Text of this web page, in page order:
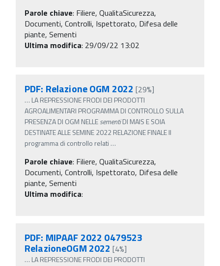
Parole chiave: Filiere, QualitaSicurezza,
Documenti, Controlli, Ispettorato, Difesa delle
piante, Sementi
Ultima modifica: 29/09/22 13:02
PDF: Relazione OGM 2022 [29%]
… LA REPRESSIONE FRODI DEI PRODOTTI
AGROALIMENTARI PROGRAMMA DI CONTROLLO SULLA
PRESENZA DI OGM NELLEsementiDI MAIS E SOIA
DESTINATE ALLE SEMINE 2022 RELAZIONE FINALE Il
programma di controllo relati …
Parole chiave: Filiere, QualitaSicurezza,
Documenti, Controlli, Ispettorato, Difesa delle
piante, Sementi
Ultima modifica:
PDF: MIPAAF 2022 0479523
RelazioneOGM 2022 [4%]
… LA REPRESSIONE FRODI DEI PRODOTTI